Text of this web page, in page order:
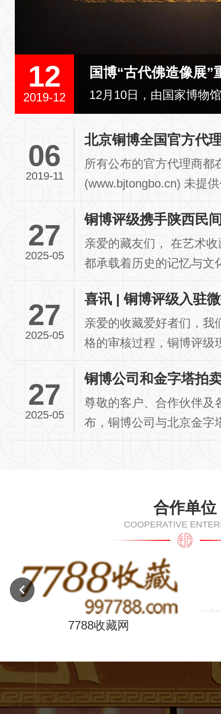
国博“古代佛造像展”重启开放 新增近两百...
12月10日，由国家博物馆主办的“中国古代佛造像”专题展览于... 2019-
06
2019-11
北京铜博全国官方代
所有公布的官方代理商都
(www.bjtongbo.cn) 未提
我们上传。 可提...
27
2025-05
铜博评级携手陕西民
亲爱的藏友们， 在艺术收藏的世界里，每一项收藏
都承载着历史的记忆与文
收藏乐趣的同时，您是否
27
2025-05
喜讯 | 铜博评级入驻
亲爱的收藏爱好者们，我
格的审核过程，铜博评级
机构白名单的一员！这是
27
2025-05
铜博公司和金字塔拍
尊敬的客户、合作伙伴及
布，铜博公司与北京金字
方将基于各自领域的核心
合作单位
COOPERATIVE
7788收藏网